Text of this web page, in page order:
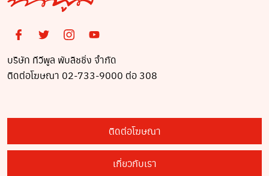
บริษัท ทีวีพูล พับลิชชิ่ง จำกัด
ติดต่อโฆษณา 02-733-9000 ต่อ 308
ติดต่อโฆษณา
เกี่ยวกับเรา